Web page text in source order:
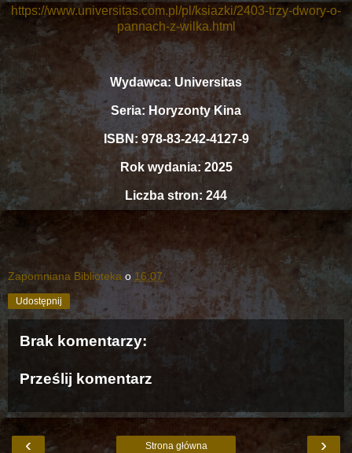
https://www.universitas.com.pl/pl/ksiazki/2403-trzy-dwory-o-
pannach-z-wilka.html
Wydawca: Universitas
Seria: Horyzonty Kina
ISBN: 978-83-242-4127-9
Rok wydania: 2025
Liczba stron: 244
Zapomniana Biblioteka o 16:07
Udostępnij
Brak komentarzy:
Prześlij komentarz
‹ ›
Strona główna